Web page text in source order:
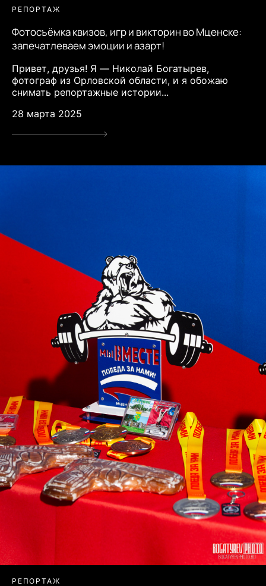
РЕПОРТАЖ
Фотосъёмка квизов, игр и викторин во Мценске:
запечатлеваем эмоции и азарт!
Привет, друзья! Я — Николай Богатырев,
фотограф из Орловской области, и я обожаю
снимать репортажные истории...
28 марта 2025
РЕПОРТАЖ